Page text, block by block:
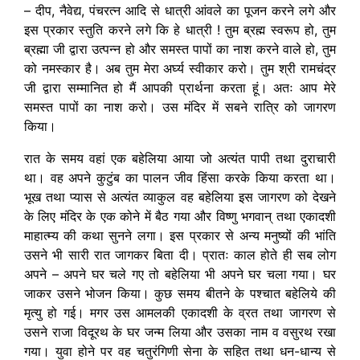
– दीप, नैवेद्य, पंचरत्न आदि से धात्री आंवले का पूजन करने लगे और
इस प्रकार स्तुति करने लगे कि हे धात्री ! तुम ब्रह्म स्वरूप हो, तुम
ब्रह्मा जी द्वारा उत्पन्न हो और समस्त पापों का नाश करने वाले हो, तुम
को नमस्कार है। अब तुम मेरा अर्घ्य स्वीकार करो। तुम श्री रामचंद्र
जी द्वारा सम्मानित हो मैं आपकी प्रार्थना करता हूं। अतः आप मेरे
समस्त पापों का नाश करो। उस मंदिर में सबने रात्रि को जागरण
किया।
रात के समय वहां एक बहेलिया आया जो अत्यंत पापी तथा दुराचारी
था। वह अपने कुटुंब का पालन जीव हिंसा करके किया करता था।
भूख तथा प्यास से अत्यंत व्याकुल वह बहेलिया इस जागरण को देखने
के लिए मंदिर के एक कोने में बैठ गया और विष्णु भगवान् तथा एकादशी
माहात्म्य की कथा सुनने लगा। इस प्रकार से अन्य मनुष्यों की भांति
उसने भी सारी रात जागकर बिता दी। प्रातः काल होते ही सब लोग
अपने – अपने घर चले गए तो बहेलिया भी अपने घर चला गया। घर
जाकर उसने भोजन किया। कुछ समय बीतने के पश्चात बहेलिये की
मृत्यु हो गई। मगर उस आमलकी एकादशी के व्रत तथा जागरण से
उसने राजा विदूरथ के घर जन्म लिया और उसका नाम व वसुरथ रखा
गया। युवा होने पर वह चतुरंगिणी सेना के सहित तथा धन-धान्य से